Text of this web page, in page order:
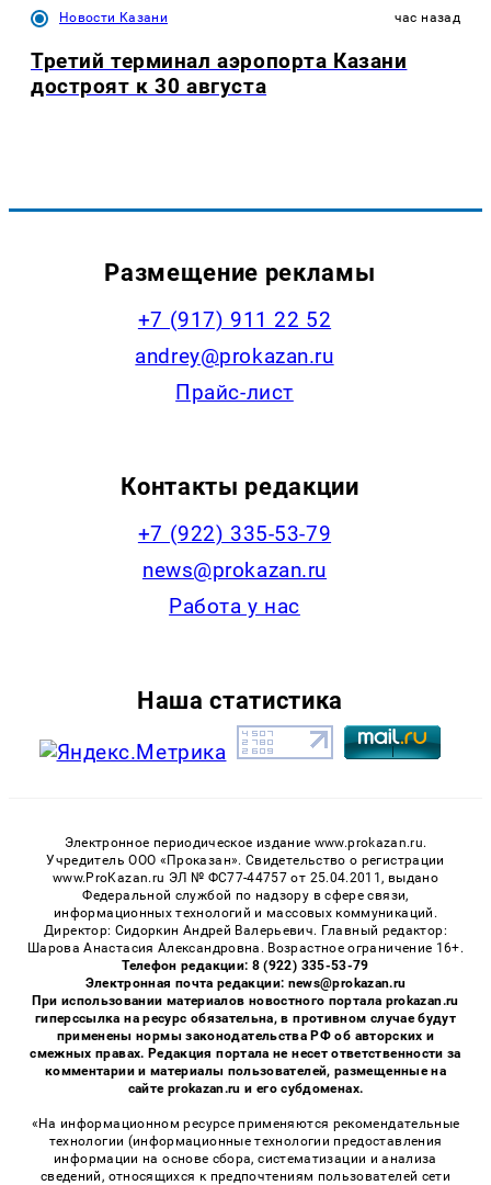
Новости Казани час назад
Третий терминал аэропорта Казани
достроят к 30 августа
Размещение рекламы
+7 (917) 911 22 52
andrey@prokazan.ru
Прайс-лист
Контакты редакции
+7 (922) 335-53-79
news@prokazan.ru
Работа у нас
Наша статистика
Электронное периодическое издание www.prokazan.ru.
Учредитель ООО «Проказан». Cвидетельство о регистрации
www.ProKazan.ru ЭЛ № ФС77-44757 от 25.04.2011, выдано
Федеральной службой по надзору в сфере связи,
информационных технологий и массовых коммуникаций.
Директор: Сидоркин Андрей Валерьевич. Главный редактор:
Шарова Анастасия Александровна. Возрастное ограничение 16+.
Телефон редакции: 8 (922) 335-53-79
Электронная почта редакции: news@prokazan.ru
При использовании материалов новостного портала prokazan.ru
гиперссылка на ресурс обязательна, в противном случае будут
применены нормы законодательства РФ об авторских и
смежных правах. Редакция портала не несет ответственности за
комментарии и материалы пользователей, размещенные на
сайте prokazan.ru и его субдоменах.
«На информационном ресурсе применяются рекомендательные
технологии (информационные технологии предоставления
информации на основе сбора, систематизации и анализа
сведений, относящихся к предпочтениям пользователей сети